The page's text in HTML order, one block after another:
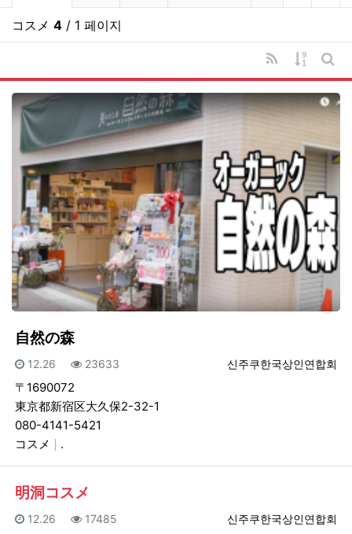
コスメ 4 / 1 페이지
RSS
게시물
게
自然の森
등록자
신주쿠한국상인연합회
등록일
12.26 조회
23633
〒1690072
東京都新宿区大久保2-32-1
080-4141-5421
コスメ
.
明洞コスメ
등록자
신주쿠한국상인연합회
등록일
12.26 조회
17485